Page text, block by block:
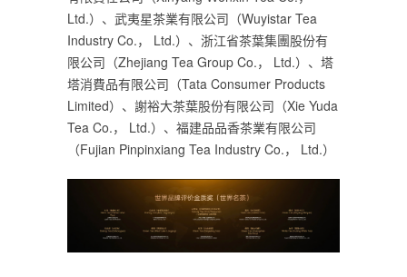
Ltd.）、武夷星茶業有限公司（Wuyistar Tea
Industry Co.， Ltd.）、浙江省茶葉集團股份有
限公司（Zhejiang Tea Group Co.， Ltd.）、塔
塔消費品有限公司（Tata Consumer Products
Limited）、謝裕大茶葉股份有限公司（Xie Yuda
Tea Co.， Ltd.）、福建品品香茶業有限公司
（Fujian Pinpinxiang Tea Industry Co.， Ltd.）